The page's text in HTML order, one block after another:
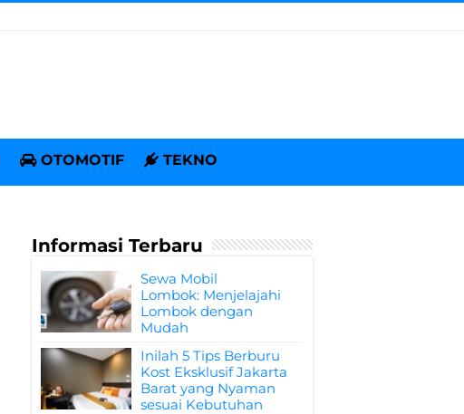
OTOMOTIF TEKNO
Informasi Terbaru
Sewa Mobil
Lombok: Menjelajahi
Lombok dengan
Mudah
Inilah 5 Tips Berburu
Kost Eksklusif Jakarta
Barat yang Nyaman
sesuai Kebutuhan